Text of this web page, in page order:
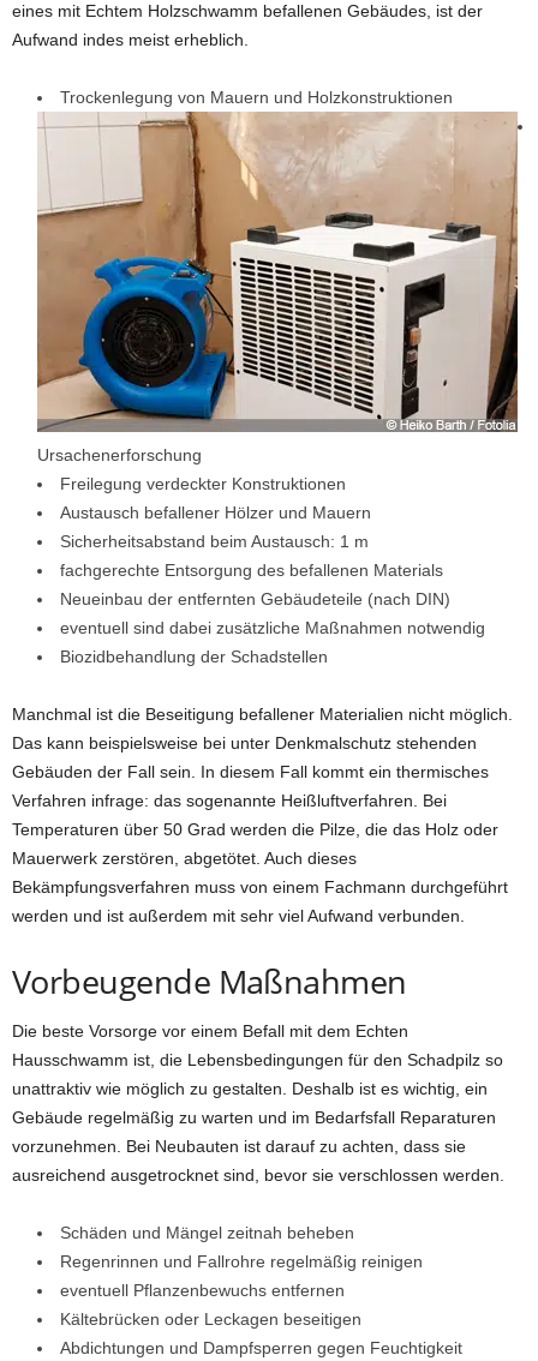
eines mit Echtem Holzschwamm befallenen Gebäudes, ist der
Aufwand indes meist erheblich.
Trockenlegung von Mauern und Holzkonstruktionen
Ursachenerforschung
Freilegung verdeckter Konstruktionen
Austausch befallener Hölzer und Mauern
Sicherheitsabstand beim Austausch: 1 m
fachgerechte Entsorgung des befallenen Materials
Neueinbau der entfernten Gebäudeteile (nach DIN)
eventuell sind dabei zusätzliche Maßnahmen notwendig
Biozidbehandlung der Schadstellen
Manchmal ist die Beseitigung befallener Materialien nicht möglich.
Das kann beispielsweise bei unter Denkmalschutz stehenden
Gebäuden der Fall sein. In diesem Fall kommt ein thermisches
Verfahren infrage: das sogenannte Heißluftverfahren. Bei
Temperaturen über 50 Grad werden die Pilze, die das Holz oder
Mauerwerk zerstören, abgetötet. Auch dieses
Bekämpfungsverfahren muss von einem Fachmann durchgeführt
werden und ist außerdem mit sehr viel Aufwand verbunden.
Vorbeugende Maßnahmen
Die beste Vorsorge vor einem Befall mit dem Echten
Hausschwamm ist, die Lebensbedingungen für den Schadpilz so
unattraktiv wie möglich zu gestalten. Deshalb ist es wichtig, ein
Gebäude regelmäßig zu warten und im Bedarfsfall Reparaturen
vorzunehmen. Bei Neubauten ist darauf zu achten, dass sie
ausreichend ausgetrocknet sind, bevor sie verschlossen werden.
Schäden und Mängel zeitnah beheben
Regenrinnen und Fallrohre regelmäßig reinigen
eventuell Pflanzenbewuchs entfernen
Kältebrücken oder Leckagen beseitigen
Abdichtungen und Dampfsperren gegen Feuchtigkeit